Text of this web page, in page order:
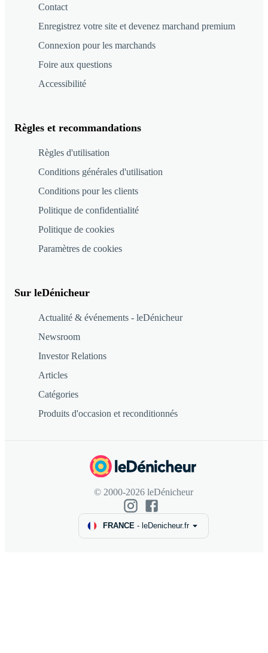
Contact
Enregistrez votre site et devenez marchand premium
Connexion pour les marchands
Foire aux questions
Accessibilité
Règles et recommandations
Règles d'utilisation
Conditions générales d'utilisation
Conditions pour les clients
Politique de confidentialité
Politique de cookies
Paramètres de cookies
Sur leDénicheur
Actualité & événements - leDénicheur
Newsroom
Investor Relations
Articles
Catégories
Produits d'occasion et reconditionnés
© 2000-2026 leDénicheur
FRANCE - leDenicheur.fr